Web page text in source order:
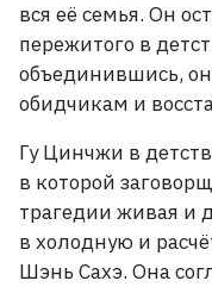
вся её семья. Он
пережитого в
объединившись,
обидчикам и
Гу Цинчжи в
в которой
трагедии живая и
в холодную и
Шэнь Сахэ. Она